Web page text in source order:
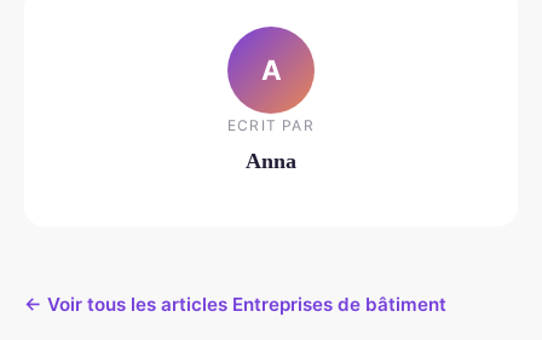
A
ECRIT PAR
Anna
← Voir tous les articles Entreprises de bâtiment